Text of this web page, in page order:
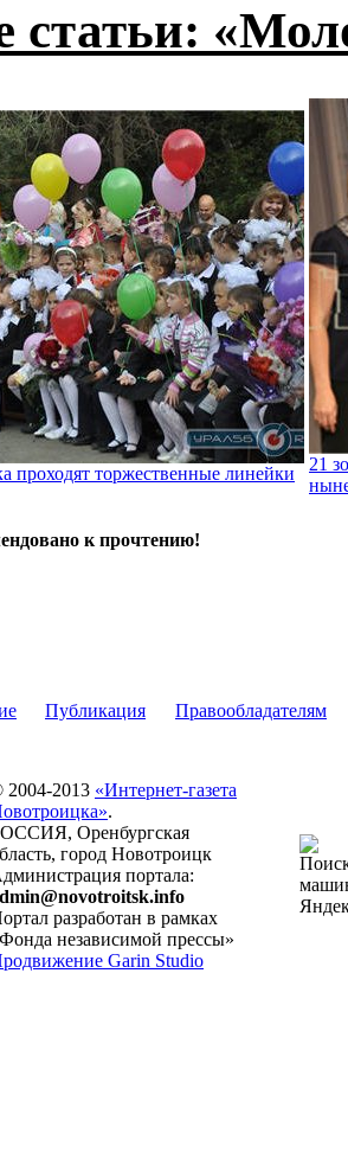
статьи:
проходят торжественные линейки
21
к прочтению!
Публикация Правообладателям
2004-2013 «Интернет-газета
.
Оренбургская
город Новотроицк
портала:
разработан в рамках
независимой прессы»
Garin Studio